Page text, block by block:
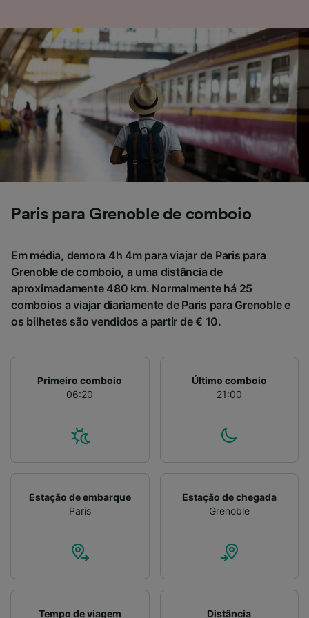
Paris para Grenoble de comboio
Em média, demora 4h 4m para viajar de Paris para
Grenoble de comboio, a uma distância de
aproximadamente 480 km. Normalmente há 25
comboios a viajar diariamente de Paris para Grenoble e
os bilhetes são vendidos a partir de € 10.
Primeiro comboio
06:20
Último comboio
21:00
Estação de embarque
Paris
Estação de chegada
Grenoble
Tempo de viagem Distância
não serão utilizados para fins de rastreamento
se você tiver pedido para não ser rastreado.
Nós e nossos parceiros processamos os
dados para fornecer:
Usar dados exatos de geolocalização.
Verificar ativamente as características do
dispositivo para identificação. Armazenar e/ou
acessar informações em um dispositivo.
Publicidade e conteúdo personalizados,
medição de publicidade e conteúdo, pesquisa
Lista de parceiros (fornecedores)